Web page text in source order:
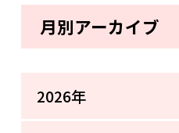
月別アーカイブ
2026年